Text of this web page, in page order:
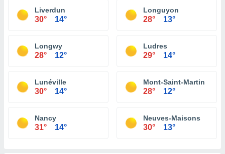
Liverdun
30° 14°
Longuyon
28° 13°
Longwy
28° 12°
Ludres
29° 14°
Lunéville
30° 14°
Mont-Saint-Martin
28° 12°
Nancy
31° 14°
Neuves-Maisons
30° 13°